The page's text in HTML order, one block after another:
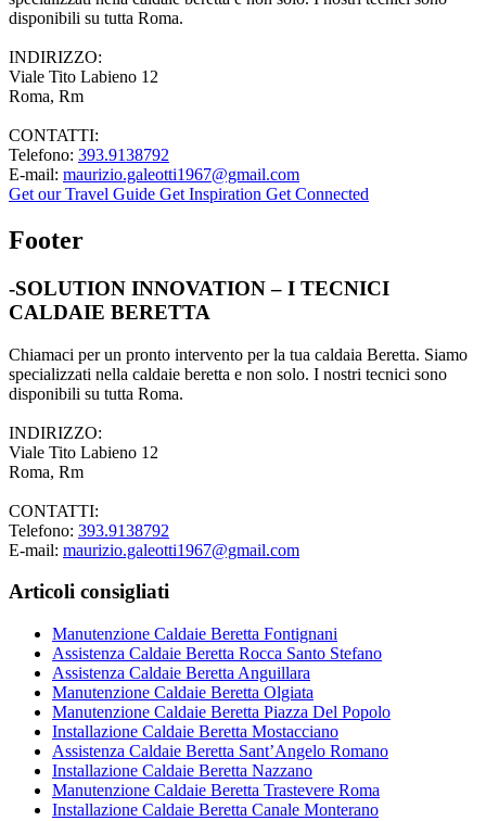
disponibili su tutta Roma.
INDIRIZZO:
Viale Tito Labieno 12
Roma, Rm
CONTATTI:
Telefono: 393.9138792
E-mail: maurizio.galeotti1967@gmail.com
Get our Travel Guide Get Inspiration Get Connected
Footer
-SOLUTION INNOVATION – I TECNICI
CALDAIE BERETTA
Chiamaci per un pronto intervento per la tua caldaia Beretta. Siamo
specializzati nella caldaie beretta e non solo. I nostri tecnici sono
disponibili su tutta Roma.
INDIRIZZO:
Viale Tito Labieno 12
Roma, Rm
CONTATTI:
Telefono: 393.9138792
E-mail: maurizio.galeotti1967@gmail.com
Articoli consigliati
Manutenzione Caldaie Beretta Fontignani
Assistenza Caldaie Beretta Rocca Santo Stefano
Assistenza Caldaie Beretta Anguillara
Manutenzione Caldaie Beretta Olgiata
Manutenzione Caldaie Beretta Piazza Del Popolo
Installazione Caldaie Beretta Mostacciano
Assistenza Caldaie Beretta Sant’Angelo Romano
Installazione Caldaie Beretta Nazzano
Manutenzione Caldaie Beretta Trastevere Roma
Installazione Caldaie Beretta Canale Monterano